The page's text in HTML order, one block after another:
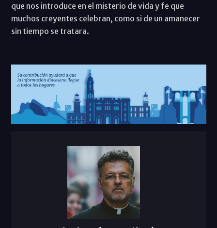
que nos introduce en el misterio de vida y fe que
muchos creyentes celebran, como si de un amanecer
sin tiempo se tratara.